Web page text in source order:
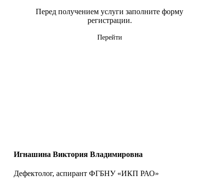
Перед получением услуги заполните форму
регистрации.
Перейти
Игнашина Виктория Владимировна
Дефектолог, аспирант ФГБНУ «ИКП РАО»